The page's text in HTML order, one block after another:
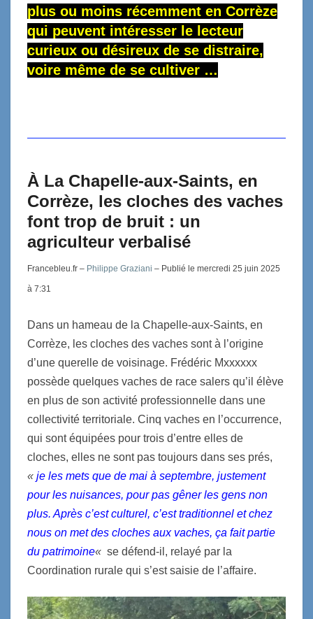
plus ou moins récemment en Corrèze
qui peuvent intéresser l e lecteur
curieux ou désireux de se distraire,
voire même de se cultiver …
À La Chapelle-aux-Saints, en
Corrèze, les cloches des vaches
font trop de bruit : un
agriculteur verbalisé
Francebleu.fr – Philippe Graziani – Publié le mercredi 25 juin 2025
à 7:31
Dans un hameau de la Chapelle-aux-Saints, en
Corrèze, les cloches des vaches sont à l’origine
d’une querelle de voisinage. Frédéric Mxxxxxx
possède quelques vaches de race salers qu’il élève
en plus de son activité professionnelle dans une
collectivité territoriale. Cinq vaches en l’occurrence,
qui sont équipées pour trois d’entre elles de
cloches, elles ne sont pas toujours dans ses prés,
« je les mets que de mai à septembre, justement
pour les nuisances, pour pas gêner les gens non
plus. Après c’est culturel, c’est traditionnel et chez
nous on met des cloches aux vaches, ça fait partie
du patrimoine« se défend-il, relayé par la
Coordination rurale qui s’est saisie de l’affaire.